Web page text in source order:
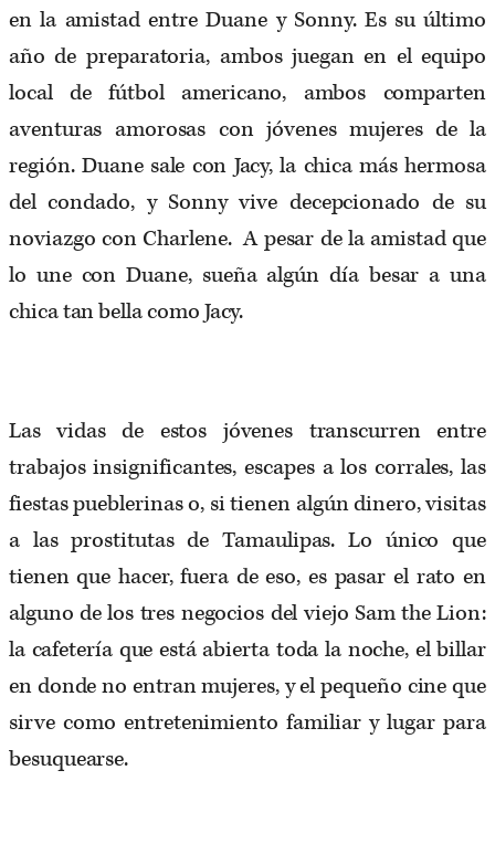
en la amistad entre Duane y Sonny. Es su último
año de preparatoria, ambos juegan en el equipo
local de fútbol americano, ambos comparten
aventuras amorosas con jóvenes mujeres de la
región. Duane sale con Jacy, la chica más hermosa
del condado, y Sonny vive decepcionado de su
noviazgo con Charlene. A pesar de la amistad que
lo une con Duane, sueña algún día besar a una
chica tan bella como Jacy.
Las vidas de estos jóvenes transcurren entre
trabajos insignificantes, escapes a los corrales, las
fiestas pueblerinas o, si tienen algún dinero, visitas
a las prostitutas de Tamaulipas. Lo único que
tienen que hacer, fuera de eso, es pasar el rato en
alguno de los tres negocios del viejo Sam the Lion:
la cafetería que está abierta toda la noche, el billar
en donde no entran mujeres, y el pequeño cine que
sirve como entretenimiento familiar y lugar para
besuquearse.